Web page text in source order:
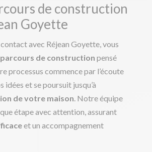
de construction
Goyette
avec Réjean Goyette, vous
parcours de construction pensé
processus commence par l’écoute
idées et se poursuit jusqu’à
de votre maison. Notre équipe
étape avec attention, assurant
et un accompagnement